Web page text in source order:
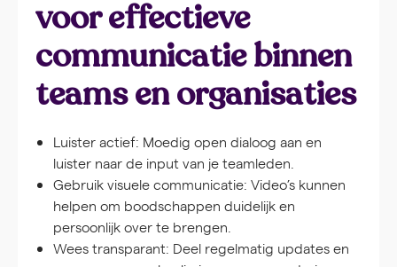
voor effectieve
communicatie binnen
teams en organisaties
Luister actief: Moedig open dialoog aan en
luister naar de input van je teamleden.
Gebruik visuele communicatie: Video’s kunnen
helpen om boodschappen duidelijk en
persoonlijk over te brengen.
Wees transparant: Deel regelmatig updates en